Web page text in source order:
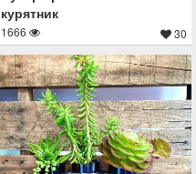
курятник
1666 30